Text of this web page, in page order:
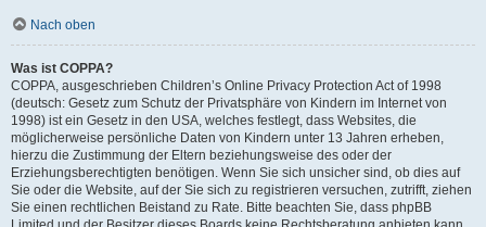
Nach oben
Was ist COPPA?
COPPA, ausgeschrieben Children’s Online Privacy Protection Act of 1998
(deutsch: Gesetz zum Schutz der Privatsphäre von Kindern im Internet von
1998) ist ein Gesetz in den USA, welches festlegt, dass Websites, die
möglicherweise persönliche Daten von Kindern unter 13 Jahren erheben,
hierzu die Zustimmung der Eltern beziehungsweise des oder der
Erziehungsberechtigten benötigen. Wenn Sie sich unsicher sind, ob dies auf
Sie oder die Website, auf der Sie sich zu registrieren versuchen, zutrifft, ziehen
Sie einen rechtlichen Beistand zu Rate. Bitte beachten Sie, dass phpBB